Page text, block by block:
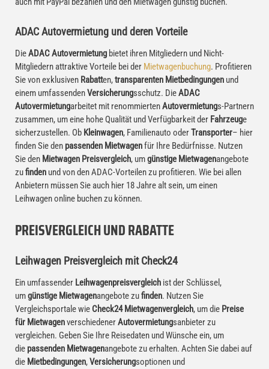
ADAC Autovermietung und deren Vorteile
DieADAC Autovermietung bietet ihren Mitgliedern und Nicht-
Mitgliedern attraktive Vorteile bei der Mietwagenbuchung. Profitieren
Sie von exklusiven Rabatten,transparenten Mietbedingungen und
einem umfassendenVersicherungsschutz. DieADAC
Autovermietungarbeitet mit renommiertenAutovermietungs-Partnern
zusammen, um eine hohe Qualität und Verfügbarkeit der Fahrzeuge
sicherzustellen. Ob Kleinwagen, Familienauto oderTransporter– hier
finden Sie den passenden Mietwagenfür Ihre Bedürfnisse. Nutzen
Sie den Mietwagen Preisvergleich, umgünstige Mietwagenangebote
zufinden und von den ADAC-Vorteilen zu profitieren. Wie bei allen
Anbietern müssen Sie auch hier 18 Jahre alt sein, um einen
Leihwagen online buchen zu können.
PREISVERGLEICH UND RABATTE
Leihwagen Preisvergleich mit Check24
Ein umfassender Leihwagenpreisvergleich ist der Schlüssel,
umgünstige Mietwagenangebote zufinden. Nutzen Sie
Vergleichsportale wie Check24 Mietwagenvergleich, um die Preise
für MietwagenverschiedenerAutovermietungsanbieter zu
vergleichen. Geben Sie Ihre Reisedaten und Wünsche ein, um
die passenden Mietwagenangebote zu erhalten. Achten Sie dabei auf
die Mietbedingungen,Versicherungsoptionen und